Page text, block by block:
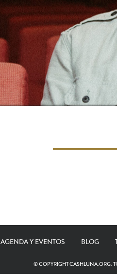
AGENDA Y EVENTOS BLOG
© COPYRIGHT CASHLUNA.ORG.